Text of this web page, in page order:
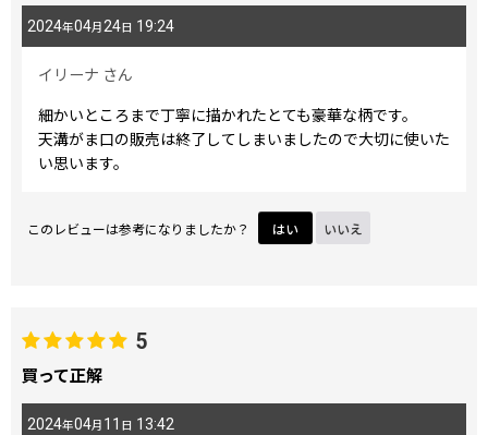
2024年04月 24 日 19:24
イリーナ さん
細かいところまで丁寧に描かれたとても豪華な柄です。
天溝がま口の販売は終了してしまいましたので大切に使いた
い思います。
このレビューは参考になりましたか？ はい いいえ
5
買って正解
2024年04月 11 日 13:42